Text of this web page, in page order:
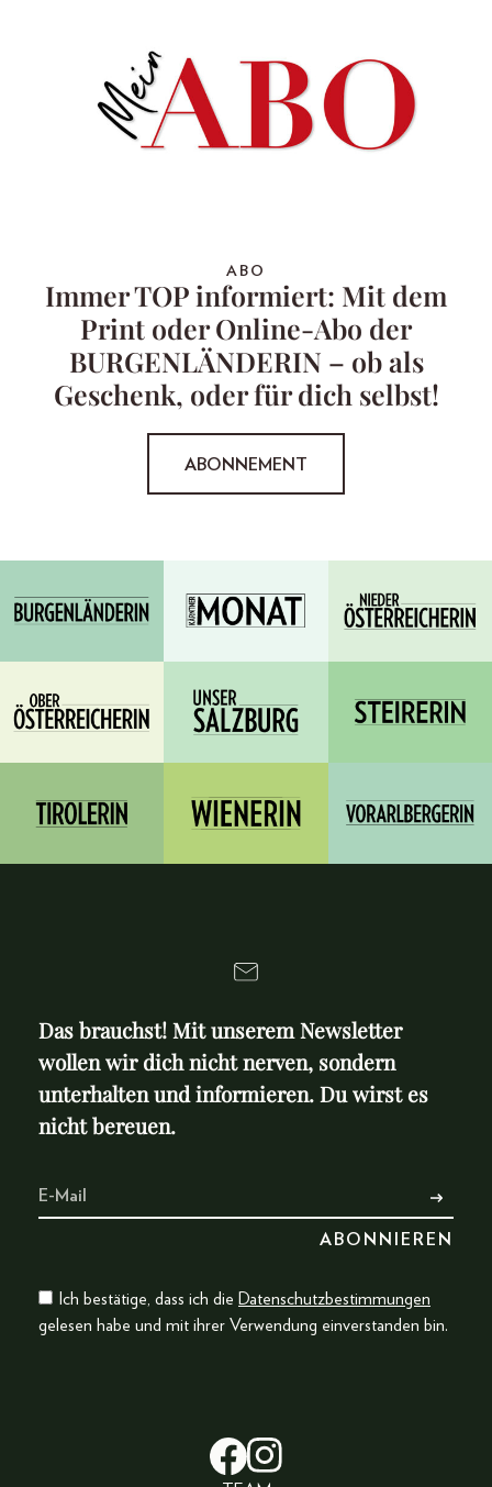
ABO
Immer TOP informiert: Mit dem
Print oder Online-Abo der
BURGENLÄNDERIN – ob als
Geschenk, oder für dich selbst!
ABONNEMENT
Das brauchst! Mit unserem Newsletter
wollen wir dich nicht nerven, sondern
unterhalten und informieren. Du wirst es
nicht bereuen.
Ich bestätige, dass ich die Datenschutzbestimmungen
gelesen habe und mit ihrer Verwendung einverstanden bin.